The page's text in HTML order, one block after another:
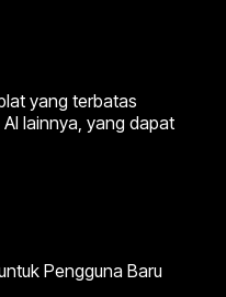
yang terbatas
lainnya, yang dapat
Pengguna Baru